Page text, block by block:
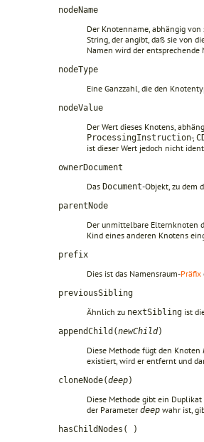
nodeName
Der Knotenname, abhängig von
String, der angibt, daß sie von
Namen wird der entsprechende
nodeType
Eine Ganzzahl, die den
nodeValue
Der Wert dieses Knotens,
ProcessingInstruction-,
ist dieser Wert jedoch nicht
ownerDocument
Das Document-Objekt, zu dem
parentNode
Der unmittelbare Elternknoten
Kind eines anderen Knotens
prefix
Dies ist das Namensraum-Präfix
previousSibling
Ähnlich zu nextSibling ist
appendChild(newChild)
Diese Methode fügt den Knoten
existiert, wird er entfernt und
cloneNode(deep)
Diese Methode gibt ein
der Parameter deep wahr ist,
hasChildNodes( )